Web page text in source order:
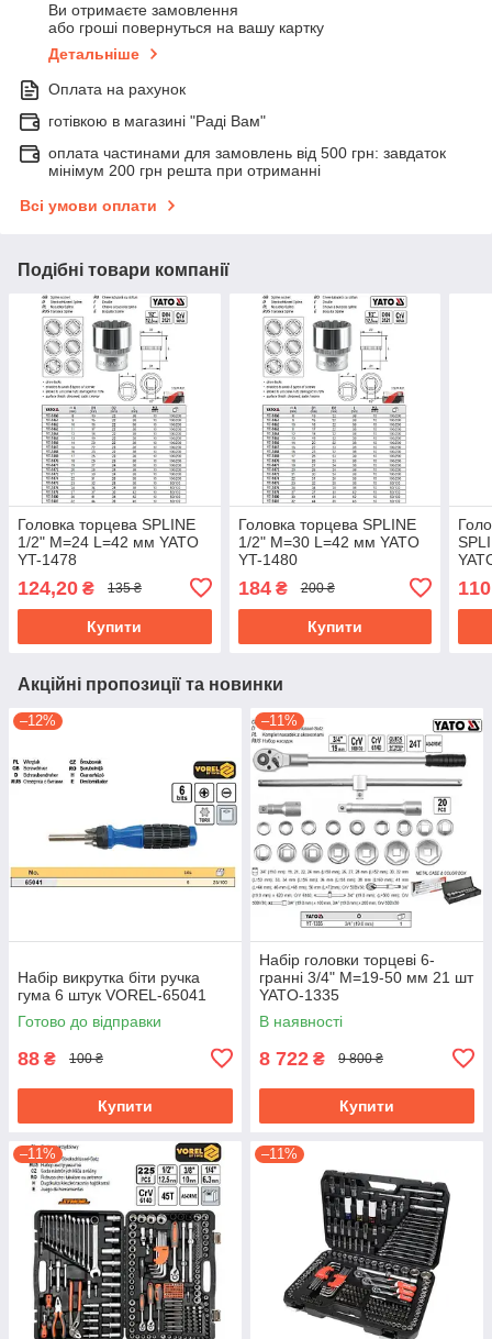
Ви отримаєте замовлення
або гроші повернуться на вашу картку
Детальніше
Оплата на рахунок
готівкою в магазині "Раді Вам"
оплата частинами для замовлень від 500 грн: завдаток
мінімум 200 грн решта при отриманні
Всі умови оплати
Подібні товари компанії
Головка торцева SPLINE
1/2" M=24 L=42 мм YATO
YT-1478
124,20 ₴ 135 ₴
Купити
Головка торцева SPLINE
1/2" M=30 L=42 мм YATO
YT-1480
184₴ 200 ₴
Купити
Акційні пропозиції та новинки
–12%
Набір викрутка біти ручка
гума 6 штук VOREL-65041
Готово до відправки
88 ₴ 100 ₴
Купити
–11%
Набір головки торцеві 6-
гранні 3/4" М=19-50 мм 21 шт
YATO-1335
В наявності
8 722 ₴ 9 800 ₴
Купити
–11% –11%